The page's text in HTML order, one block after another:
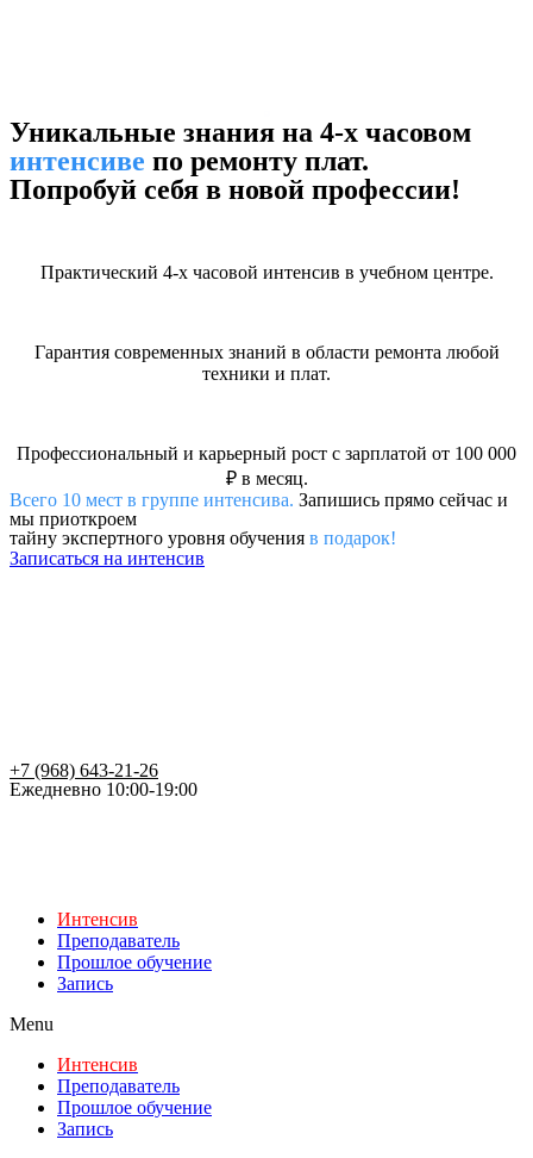
Уникальные знания на 4-х часовом
интенсиве по ремонту плат.
Попробуй себя в новой профессии!
Практический 4-х часовой интенсив в учебном центре.
Гарантия современных знаний в области ремонта любой
техники и плат.
Профессиональный и карьерный рост с зарплатой от 100 000
₽ в месяц.
Всего 10 мест в группе интенсива. Запишись прямо сейчас и
мы приоткроем
тайну экспертного уровня обучения в подарок!
Записаться на интенсив
+7 (968) 643-21-26
Ежедневно 10:00-19:00
Интенсив
Преподаватель
Прошлое обучение
Запись
Menu
Интенсив
Преподаватель
Прошлое обучение
Запись